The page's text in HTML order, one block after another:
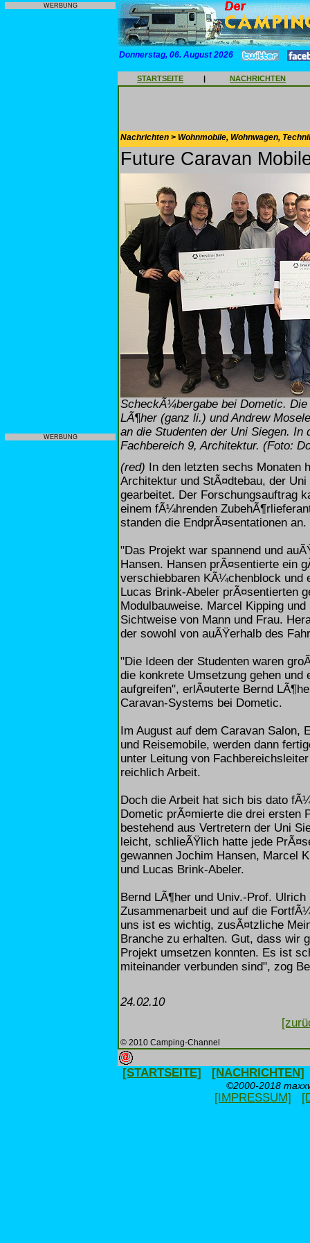
WERBUNG
WERBUNG
Donnerstag, 06. August 2026
STARTSEITE | NACHRICHTEN
Nachrichten > Wohnmobile, Wohnwagen,
Future Caravan
ScheckÃ¼bergabe bei Dometic.
LÃ¶her (ganz li.) und Andrew
an die Studenten der Uni Siegen.
Fachbereich 9, Architektur. (Foto:
(red) In den letzten sechs Monaten
Architektur und StÃ¤dtebau, der
gearbeitet. Der Forschungsauftrag
einem fÃ¼hrenden
standen die EndprÃ¤sentationen an.
"Das Projekt war spannend und
Hansen. Hansen prÃ¤sentierte ein
verschiebbaren KÃ¼chenblock und
Lucas Brink-Abeler prÃ¤sentierten
Modulbauweise. Marcel Kipping
Sichtweise von Mann und Frau.
der sowohl von auÃŸerhalb des
"Die Ideen der Studenten waren
die konkrete Umsetzung gehen und
aufgreifen", erlÃ¤uterte Bernd
Caravan-Systems bei Dometic.
Im August auf dem Caravan Salon,
und Reisemobile, werden dann
unter Leitung von
reichlich Arbeit.
Doch die Arbeit hat sich bis dato
Dometic prÃ¤mierte die drei ersten
bestehend aus Vertretern der Uni
leicht, schlieÃŸlich hatte jede
gewannen Jochim Hansen, Marcel
und Lucas Brink-Abeler.
Bernd LÃ¶her und Univ.-Prof.
Zusammenarbeit und auf die
uns ist es wichtig, zusÃ¤tzliche
Branche zu erhalten. Gut, dass wir
Projekt umsetzen konnten. Es ist
miteinander verbunden sind", zog
24.02.10
© 2010 Camping-Channel
[STARTSEITE] [NACHRICHTEN]
©2000-2018
[IMPRESSUM]